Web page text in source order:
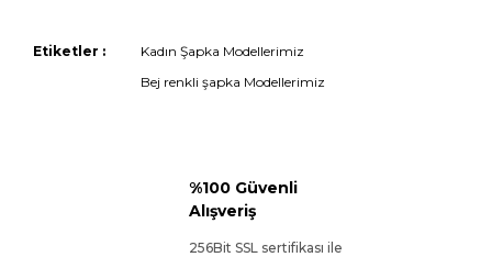
Etiketler :
Kadın Şapka Modellerimiz
Bej renkli şapka Modellerimiz
%100 Güvenli
Alışveriş
256Bit SSL sertifikası ile